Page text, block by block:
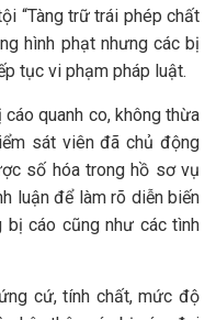
“Tàng trữ trái phép chất
hình phạt nhưng các bị
tục vi phạm pháp luật.
quanh co, không thừa
sát viên đã chủ động
số hóa trong hồ sơ vụ
luận để làm rõ diễn biến
bị cáo cũng như các tình
cứ, tính chất, mức độ